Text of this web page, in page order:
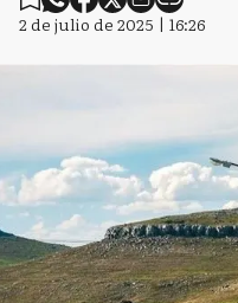
2 de julio de 2025 | 16:26